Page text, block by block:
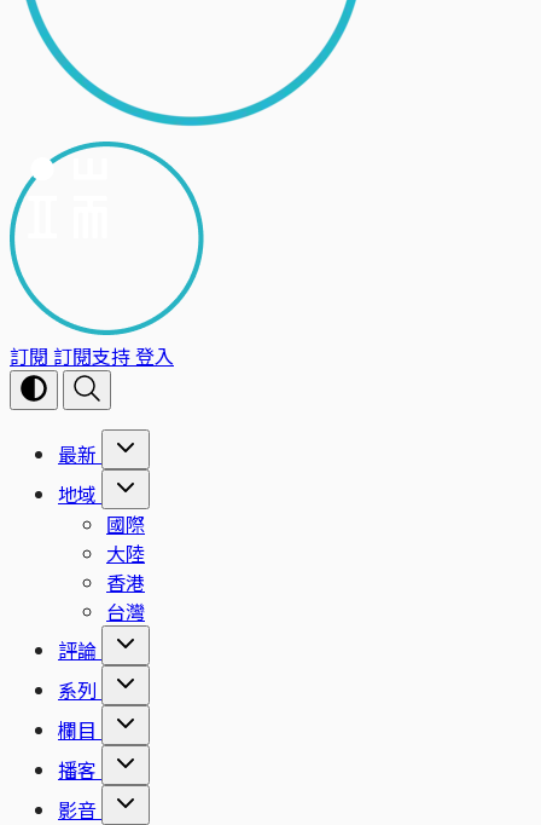
訂閱 訂閱支持登入
最新
地域
國際
大陸
香港
台灣
評論
系列
欄目
播客
影音